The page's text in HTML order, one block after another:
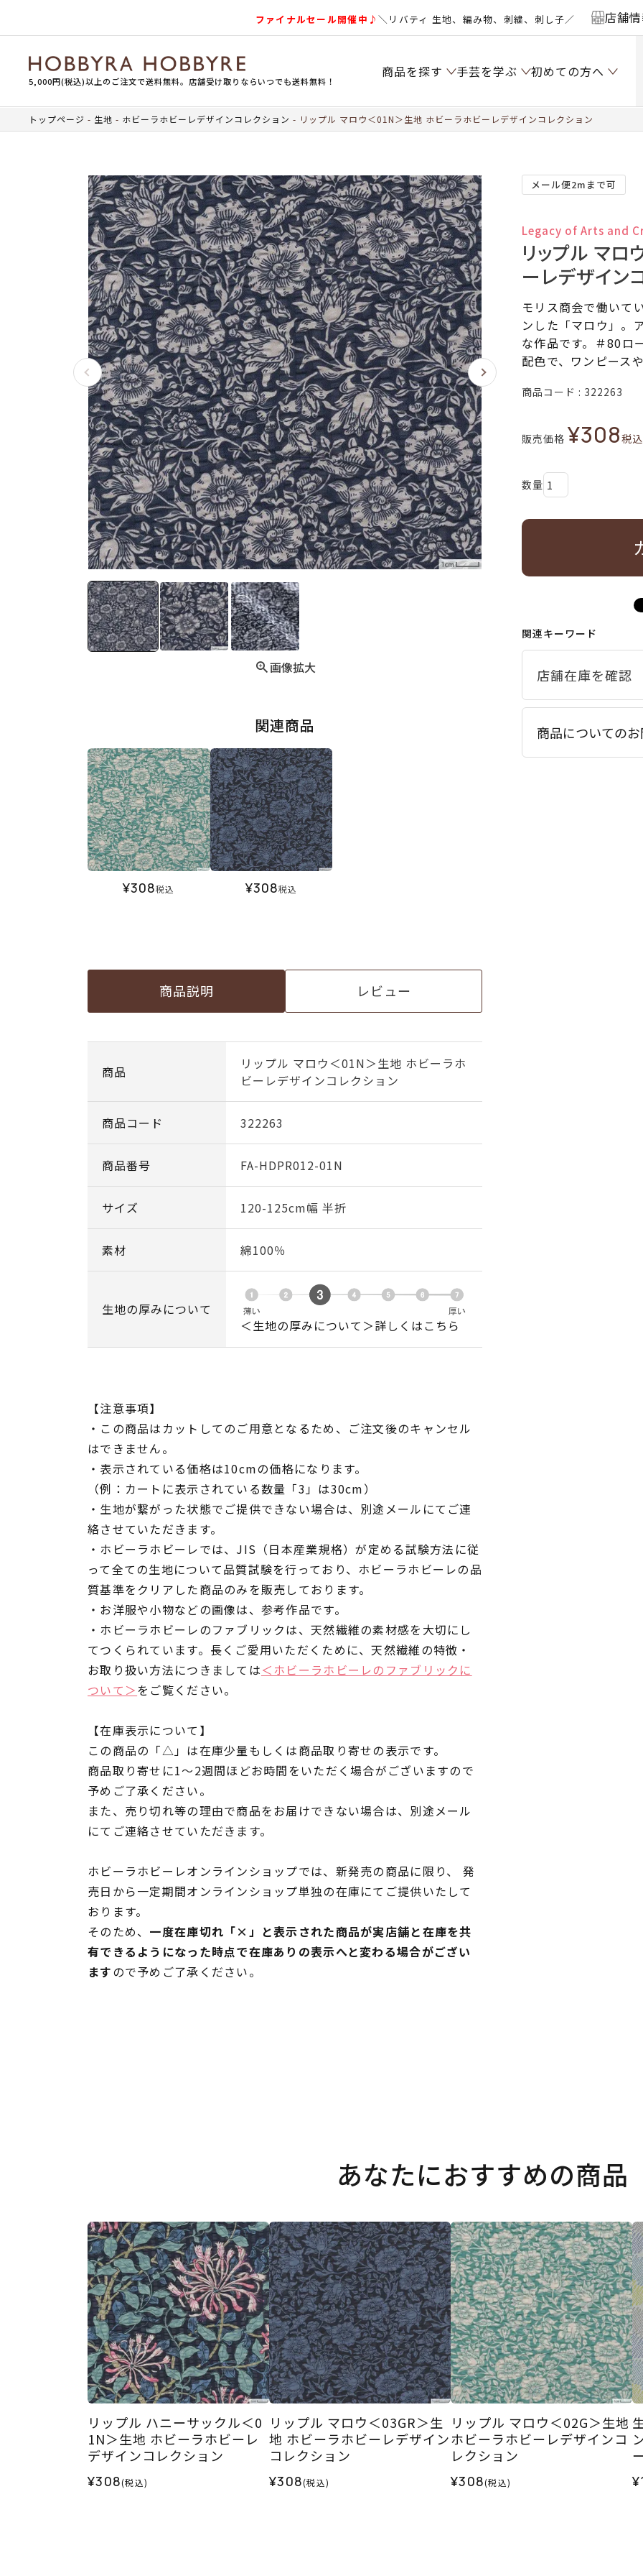
ファイナルセール開催中♪＼リバティ 生地、編み物、刺繍、刺し子／ 店舗
5,000円(税込)以上のご注文で送料無料。店舗受け取りならいつでも送料無料！
商品を探す 手芸を学ぶ 初めての方へ
トップページ 生地 ホビーラホビーレデザインコレクション リップル マロウ＜01N＞生地 ホビーラホビーレデザインコレクション
画像拡大
関連商品
¥308税込 ¥308税込
商品説明 レビュー
商品
リップル マロウ＜01N＞生地 ホビーラホ
ビーレデザインコレクション
商品コード 322263
商品番号 FA-HDPR012-01N
サイズ 120-125cm幅 半折
素材 綿100％
生地の厚みについて
＜生地の厚みについて＞詳しくはこちら
【注意事項】
・この商品はカットしてのご用意となるため、ご注文後のキャンセル
はできません。
・表示されている価格は10cmの価格になります。
（例：カートに表示されている数量「3」は30cm）
・生地が繋がった状態でご提供できない場合は、別途メールにてご連
絡させていただきます。
・ホビーラホビーレでは、JIS（日本産業規格）が定める試験方法に従
って全ての生地について品質試験を行っており、ホビーラホビーレの品
質基準をクリアした商品のみを販売しております。
・お洋服や小物などの画像は、参考作品です。
・ホビーラホビーレのファブリックは、天然繊維の素材感を大切にし
てつくられています。長くご愛用いただくために、天然繊維の特徴・
お取り扱い方法につきましては＜ホビーラホビーレのファブリックに
ついて＞をご覧ください。
【在庫表示について】
この商品の「△」は在庫少量もしくは商品取り寄せの表示です。
商品取り寄せに1～2週間ほどお時間をいただく場合がございますので
予めご了承ください。
また、売り切れ等の理由で商品をお届けできない場合は、別途メール
にてご連絡させていただきます。
ホビーラホビーレオンラインショップでは、新発売の商品に限り、 発
売日から一定期間オンラインショップ単独の在庫にてご提供いたして
おります。
そのため、 一度在庫切れ「×」と表示された商品が実店舗と在庫を共
有できるようになった時点で在庫ありの表示へと変わる場合がござい
ますので予めご了承ください。
メール便2mまで可
Legacy of Arts and
リップル マ
ーレデザイン
モリス商会で働いて
ンした「マロウ」。
な作品です。＃80ロ
配色で、ワンピース
商品コード 322263
販売価格 ¥308税込
関連キーワード
商品についての
あなたにおすすめの商品
リップル ハニーサックル＜0
1N＞生地 ホビーラホビーレ
デザインコレクション
¥308(税込)
リップル マロウ＜03GR＞生
地 ホビーラホビーレデザイン
コレクション
¥308(税込)
リップル マロウ＜02G＞生地
ホビーラホビーレデザインコ
レクション
¥308(税込)